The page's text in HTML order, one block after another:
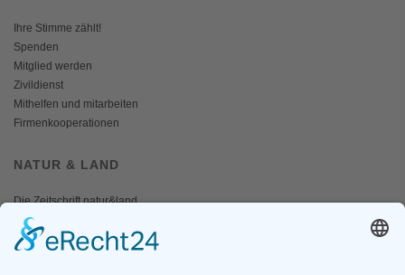
Ihre Stimme zählt!
Spenden
Mitglied werden
Zivildienst
Mithelfen und mitarbeiten
Firmenkooperationen
NATUR & LAND
Die Zeitschrift natur&land
Archiv
Mediadaten